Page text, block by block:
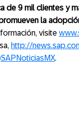
de 9 mil clientes y
la
visite
http://
.